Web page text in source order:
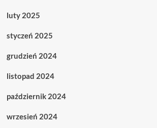
luty 2025
styczeń 2025
grudzień 2024
listopad 2024
październik 2024
wrzesień 2024